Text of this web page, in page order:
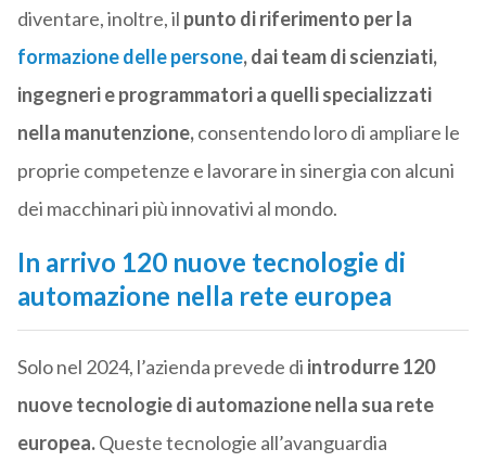
diventare, inoltre, il punto di riferimento per la
formazione delle persone, dai team di scienziati,
ingegneri e programmatori a quelli specializzati
nella manutenzione,consentendo loro di ampliare le
proprie competenze e lavorare in sinergia con alcuni
dei macchinari più innovativi al mondo.
In arrivo 120 nuove tecnologie di
automazione nella rete europea
Solo nel 2024, l’azienda prevede di introdurre 120
nuove tecnologie di automazione nella sua rete
europea.Queste tecnologie all’avanguardia